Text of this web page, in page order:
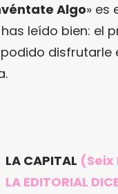
Algo» es
has leído bien: el
disfrutarle
LA CAPITAL (Seix
LA EDITORIAL